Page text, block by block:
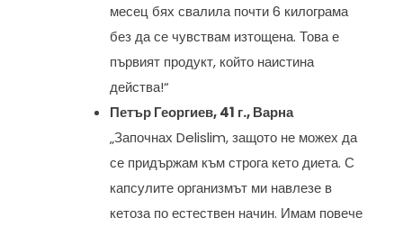
месец бях свалила почти 6 килограма
без да се чувствам изтощена. Това е
първият продукт, който наистина
действа!“
Петър Георгиев, 41 г., Варна
„Започнах Delislim, защото не можех да
се придържам към строга кето диета. С
капсулите организмът ми навлезе в
кетоза по естествен начин. Имам повече